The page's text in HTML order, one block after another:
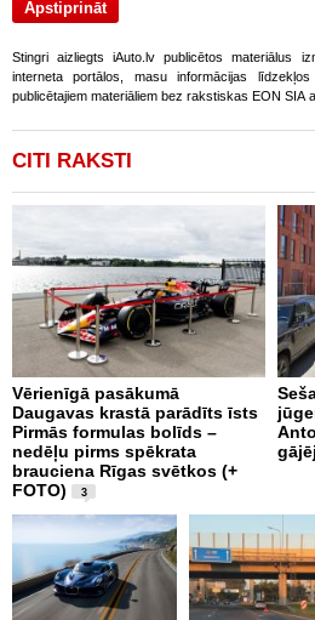
Stingri aizliegts iAuto.lv publicētos materiālus
interneta portālos, masu informācijas
publicētajiem materiāliem bez rakstiskas EON SIA
CITI RAKSTI
Vērienīgā pasākumā
Daugavas krastā parādīts īsts
Pirmās formulas bolīds –
nedēļu pirms spēkrata
brauciena Rīgas svētkos (+
FOTO)
3